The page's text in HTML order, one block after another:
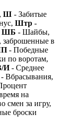
Ш - Забитые
Штр -
ШБ - Шайбы,
в
- Победные
по воротам,
И- Среднее
- Вбрасывания,
на
смен за игру,
броски